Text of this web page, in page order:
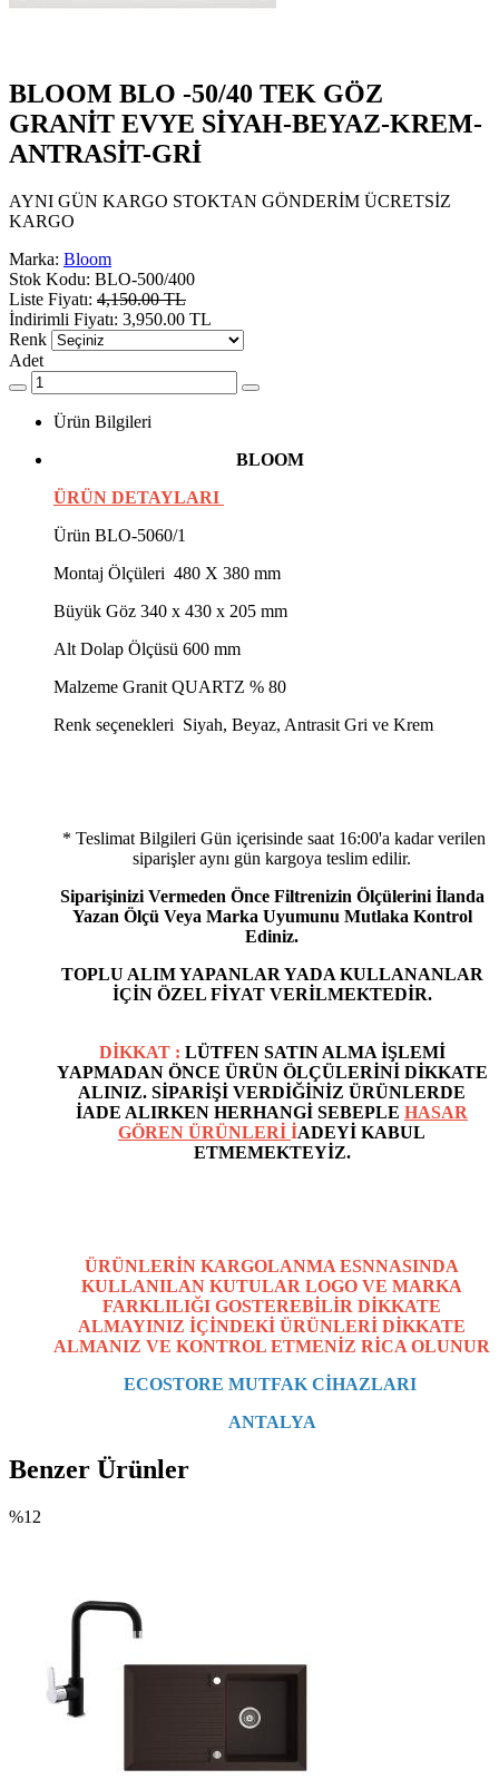
BLOOM BLO -50/40 TEK GÖZ
GRANİT EVYE SİYAH-BEYAZ-KREM-
ANTRASİT-GRİ
AYNI GÜN KARGO STOKTAN GÖNDERİM ÜCRETSİZ
KARGO
Marka: Bloom
Stok Kodu: BLO-500/400
Liste Fiyatı: 4,150.00 TL
İndirimli Fiyatı: 3,950.00 TL
Renk
Adet
Ürün Bilgileri
BLOOM
ÜRÜN DETAYLARI
Ürün BLO-5060/1
Montaj Ölçüleri 480 X 380 mm
Büyük Göz 340 x 430 x 205 mm
Alt Dolap Ölçüsü 600 mm
Malzeme Granit QUARTZ % 80
Renk seçenekleri Siyah, Beyaz, Antrasit Gri ve Krem
* Teslimat Bilgileri Gün içerisinde saat 16:00'a kadar verilen
siparişler aynı gün kargoya teslim edilir.
Siparişinizi Vermeden Önce Filtrenizin Ölçülerini İlanda
Yazan Ölçü Veya Marka Uyumunu Mutlaka Kontrol
Ediniz.
TOPLU ALIM YAPANLAR YADA KULLANANLAR
İÇİN ÖZEL FİYAT VERİLMEKTEDİR.
DİKKAT : LÜTFEN SATIN ALMA İŞLEMİ
YAPMADAN ÖNCE ÜRÜN ÖLÇÜLERİNİ DİKKATE
ALINIZ. SİPARİŞİ VERDİĞİNİZ ÜRÜNLERDE
İADE ALIRKEN HERHANGİ SEBEPLE HASAR
GÖREN ÜRÜNLERİ İADEYİ KABUL
ETMEMEKTEYİZ.
ÜRÜNLERİN KARGOLANMA ESNNASINDA
KULLANILAN KUTULAR LOGO VE MARKA
FARKLILIĞI GOSTEREBİLİR DİKKATE
ALMAYINIZ İÇİNDEKİ ÜRÜNLERİ DİKKATE
ALMANIZ VE KONTROL ETMENİZ RİCA OLUNUR
ECOSTORE MUTFAK CİHAZLARI
ANTALYA
Benzer Ürünler
%12